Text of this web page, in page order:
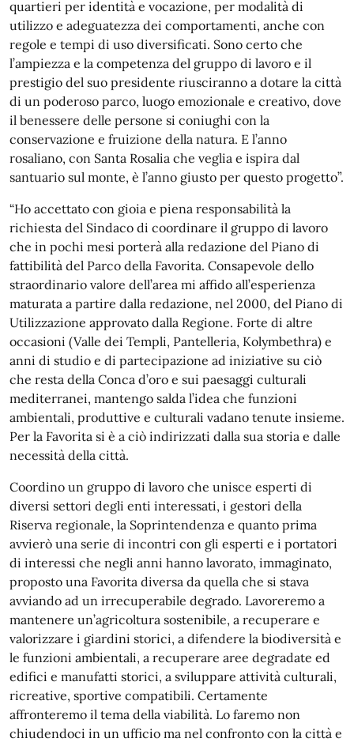
quartieri per identità e vocazione, per modalità di
utilizzo e adeguatezza dei comportamenti, anche con
regole e tempi di uso diversificati. Sono certo che
l’ampiezza e la competenza del gruppo di lavoro e il
prestigio del suo presidente riusciranno a dotare la città
di un poderoso parco, luogo emozionale e creativo, dove
il benessere delle persone si coniughi con la
conservazione e fruizione della natura. E l’anno
rosaliano, con Santa Rosalia che veglia e ispira dal
santuario sul monte, è l’anno giusto per questo progetto”.
“Ho accettato con gioia e piena responsabilità la
richiesta del Sindaco di coordinare il gruppo di lavoro
che in pochi mesi porterà alla redazione del Piano di
fattibilità del Parco della Favorita. Consapevole dello
straordinario valore dell’area mi affido all’esperienza
maturata a partire dalla redazione, nel 2000, del Piano di
Utilizzazione approvato dalla Regione. Forte di altre
occasioni (Valle dei Templi, Pantelleria, Kolymbethra) e
anni di studio e di partecipazione ad iniziative su ciò
che resta della Conca d’oro e sui paesaggi culturali
mediterranei, mantengo salda l’idea che funzioni
ambientali, produttive e culturali vadano tenute insieme.
Per la Favorita si è a ciò indirizzati dalla sua storia e dalle
necessità della città.
Coordino un gruppo di lavoro che unisce esperti di
diversi settori degli enti interessati, i gestori della
Riserva regionale, la Soprintendenza e quanto prima
avvierò una serie di incontri con gli esperti e i portatori
di interessi che negli anni hanno lavorato, immaginato,
proposto una Favorita diversa da quella che si stava
avviando ad un irrecuperabile degrado. Lavoreremo a
mantenere un’agricoltura sostenibile, a recuperare e
valorizzare i giardini storici, a difendere la biodiversità e
le funzioni ambientali, a recuperare aree degradate ed
edifici e manufatti storici, a sviluppare attività culturali,
ricreative, sportive compatibili. Certamente
affronteremo il tema della viabilità. Lo faremo non
chiudendoci in un ufficio ma nel confronto con la città e